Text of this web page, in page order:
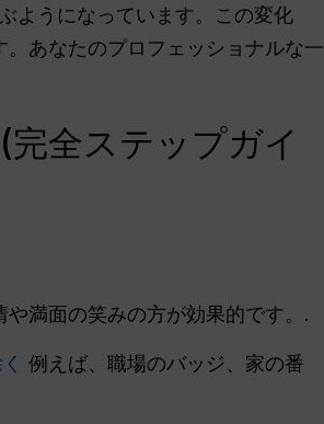
ようになっています。この変化
あなたのプロフェッショナルな一
全ステップガイ
満面の笑みの方が効果的です。.
例えば、職場のバッジ、家の番